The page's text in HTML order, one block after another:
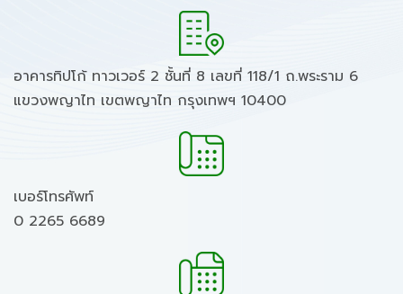
อาคารทิปโก้ ทาวเวอร์ 2 ชั้นที่ 8 เลขที่ 118/1 ถ.พระราม 6
แขวงพญาไท เขตพญาไท กรุงเทพฯ 10400
เบอร์โทรศัพท์
0 2265 6689